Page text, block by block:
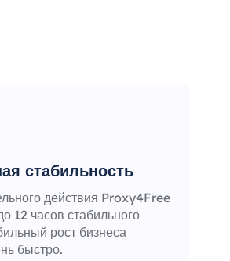
стабильность
действия Proxy4Free
12 часов стабильного
рост бизнеса
быстро.